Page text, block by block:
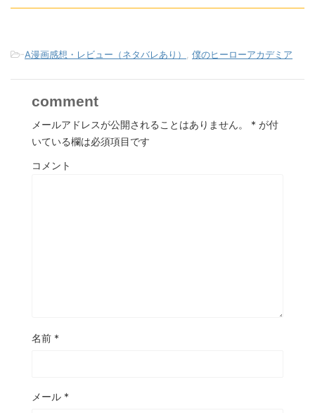
-A漫画感想・レビュー（ネタバレあり） 僕のヒーローアカデミア
comment
メールアドレスが公開されることはありません。 * が付
いている欄は必須項目です
コメント
名前 *
メール *